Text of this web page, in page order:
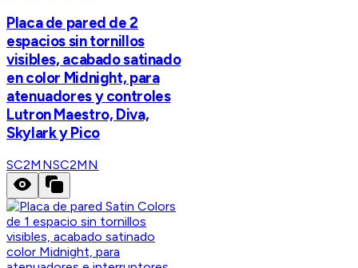
Placa de pared de 2
espacios sin tornillos
visibles, acabado satinado
en color Midnight, para
atenuadores y controles
Lutron Maestro, Diva,
Skylark y Pico
SC2MNSC2MN